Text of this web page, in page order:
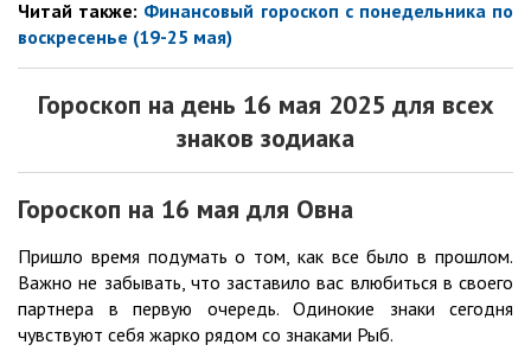
Читай также: Финансовый гороскоп с понедельника по
воскресенье (19-25 мая)
Гороскоп на день 16 мая 2025 для всех
знаков зодиака
Гороскоп на 16 мая для Овна
Пришло время подумать о том, как все было в прошлом.
Важно не забывать, что заставило вас влюбиться в своего
партнера в первую очередь. Одинокие знаки сегодня
чувствуют себя жарко рядом со знаками Рыб.